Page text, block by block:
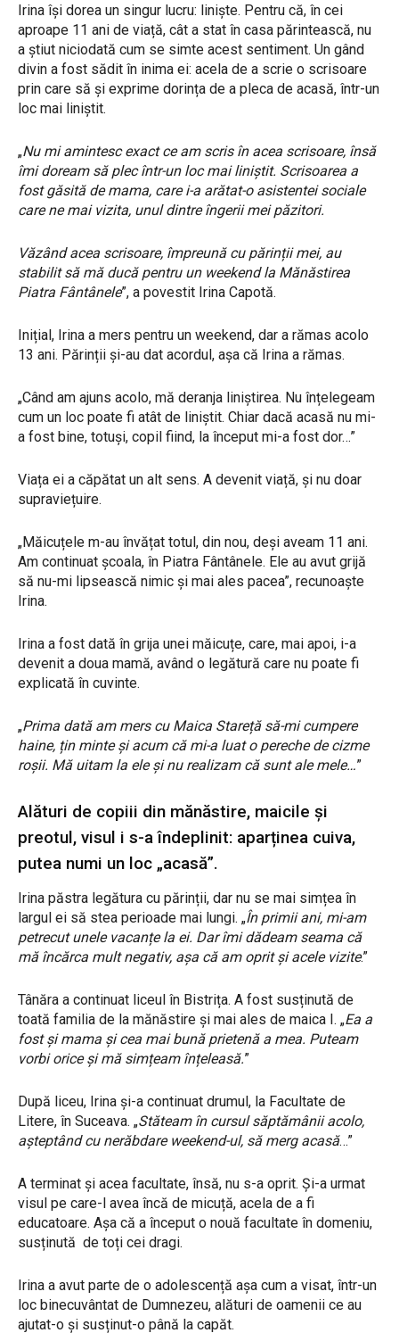
Irina își dorea un singur lucru: liniște. Pentru că, în cei
aproape 11 ani de viață, cât a stat în casa părintească, nu
a știut niciodată cum se simte acest sentiment. Un gând
divin a fost sădit în inima ei: acela de a scrie o scrisoare
prin care să și exprime dorința de a pleca de acasă, într-un
loc mai liniștit.
„Nu mi amintesc exact ce am scris în acea scrisoare, însă
îmi doream să plec într-un loc mai liniștit. Scrisoarea a
fost găsită de mama, care i-a arătat-o asistentei sociale
care ne mai vizita, unul dintre îngerii mei păzitori.
Văzând acea scrisoare, împreună cu părinții mei, au
stabilit să mă ducă pentru un weekend la Mănăstirea
Piatra Fântânele”, a povestit Irina Capotă.
Inițial, Irina a mers pentru un weekend, dar a rămas acolo
13 ani. Părinții și-au dat acordul, așa că Irina a rămas.
„Când am ajuns acolo, mă deranja liniștirea. Nu înțelegeam
cum un loc poate fi atât de liniștit. Chiar dacă acasă nu mi-
a fost bine, totuși, copil fiind, la început mi-a fost dor…”
Viața ei a căpătat un alt sens. A devenit viață, și nu doar
supraviețuire.
„Măicuțele m-au învățat totul, din nou, deși aveam 11 ani.
Am continuat școala, în Piatra Fântânele. Ele au avut grijă
să nu-mi lipsească nimic și mai ales pacea”, recunoaște
Irina.
Irina a fost dată în grija unei măicuțe, care, mai apoi, i-a
devenit a doua mamă, având o legătură care nu poate fi
explicată în cuvinte.
„Prima dată am mers cu Maica Stareță să-mi cumpere
haine, țin minte și acum că mi-a luat o pereche de cizme
roșii. Mă uitam la ele și nu realizam că sunt ale mele…”
Alături de copiii din mănăstire, maicile și
preotul, visul i s-a îndeplinit: aparținea cuiva,
putea numi un loc „acasă”.
Irina păstra legătura cu părinții, dar nu se mai simțea în
largul ei să stea perioade mai lungi. „În primii ani, mi-am
petrecut unele vacanțe la ei. Dar îmi dădeam seama că
mă încărca mult negativ, așa că am oprit și acele vizite.”
Tânăra a continuat liceul în Bistrița. A fost susținută de
toată familia de la mănăstire și mai ales de maica I. „Ea a
fost și mama și cea mai bună prietenă a mea. Puteam
vorbi orice și mă simțeam înțeleasă.”
După liceu, Irina și-a continuat drumul, la Facultate de
Litere, în Suceava. „Stăteam în cursul săptămânii acolo,
așteptând cu nerăbdare weekend-ul, să merg acasă…”
A terminat și acea facultate, însă, nu s-a oprit. Și-a urmat
visul pe care-l avea încă de micuță, acela de a fi
educatoare. Așa că a început o nouă facultate în domeniu,
susținută de toți cei dragi.
Irina a avut parte de o adolescență așa cum a visat, într-un
loc binecuvântat de Dumnezeu, alături de oamenii ce au
ajutat-o și susținut-o până la capăt.